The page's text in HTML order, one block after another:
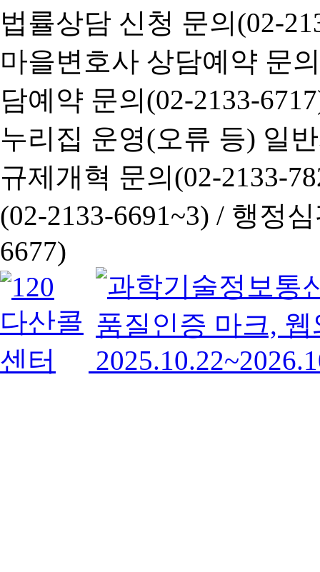
법률상담 신청 문의(02-
마을변호사 상담예약 문
담예약 문의(02-2133-
누리집 운영(오류 등) 일
규제개혁 문의(02-2133-
(02-2133-6691~3) / 행정심
6677)